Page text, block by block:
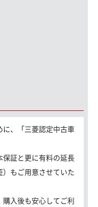
に、「三菱認定中古車
保証と更に有料の延長
）もご用意させていた
入後も安心してご利